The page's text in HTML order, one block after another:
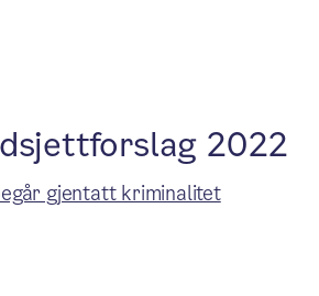
2022
gjentatt kriminalitet